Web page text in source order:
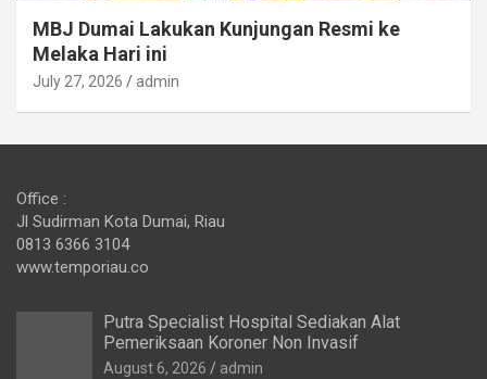
MBJ Dumai Lakukan Kunjungan Resmi ke
Melaka Hari ini
July 27, 2026 admin
Office :
Jl Sudirman Kota Dumai, Riau
0813 6366 3104
www.temporiau.co
Putra Specialist Hospital Sediakan Alat
Pemeriksaan Koroner Non Invasif
August 6, 2026 admin